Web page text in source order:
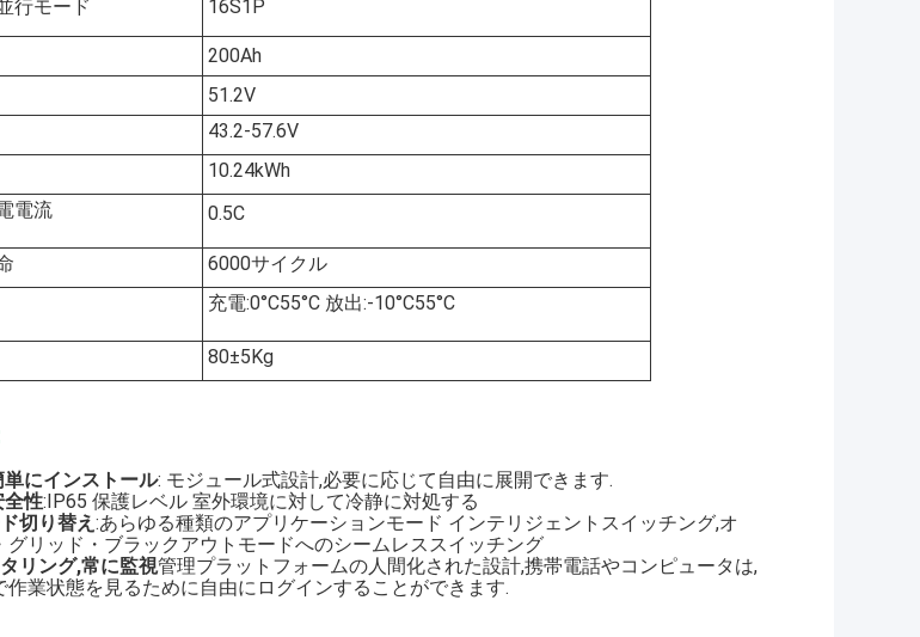
行モード
16S1P
200Ah
51.2V
43.2-57.6V
10.24kWh
電流
0.5C
6000サイクル
充電:0°C55°C 放出:-10°C55°C
80±5Kg
にインストール: モジュール式設計,必要に応じて自由に展開できます.
全性:IP65 保護レベル 室外環境に対して冷静に対処する
切り替え :あらゆる種類のアプリケーションモード インテリジェントスイッチング,オ
グリッド・ブラックアウトモードへのシームレススイッチング
リング,常に監視管理プラットフォームの人間化された設計,携帯電話やコンピュータは,
作業状態を見るために自由にログインすることができます.